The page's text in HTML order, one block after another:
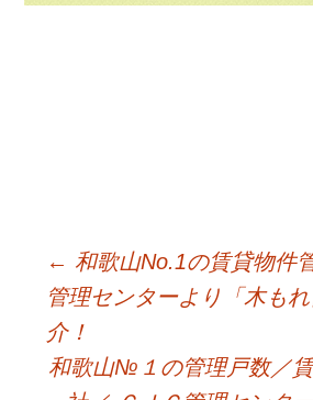
Post
navigation
← 和歌山No.1の賃貸物件
管理センターより「木も
介！
和歌山№１の管理戸数／